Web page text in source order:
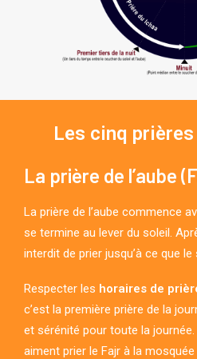
Les cinq
La prière de l’aube
La prière de l’aube commence
se termine au lever du soleil.
interdit de prier jusqu’à ce que
Respecter les horaires de
c’est la première prière de la
et sérénité pour toute la
aiment prier le Fajr à la